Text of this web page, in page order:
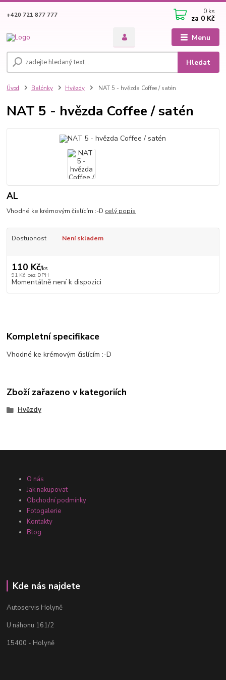
Menu
Hledat
+420 721 877 777 0 ks
za 0 Kč
Úvod Balónky Hvězdy NAT 5 - hvězda Coffee / satén
NAT 5 - hvězda Coffee / satén
AL
Vhodné ke krémovým čislícím :-D celý popis
Dostupnost Není skladem
110 Kč/ks
91 Kč bez DPH
Momentálně není k dispozici
Kompletní specifikace
Vhodné ke krémovým čislícím :-D
Zboží zařazeno v kategoriích
Hvězdy
O nás
Jak nakupovat
Obchodní podmínky
Fotogalerie
Kontakty
Blog
Kde nás najdete
Autoservis Holyně
U náhonu 161/2
15400 - Holyně